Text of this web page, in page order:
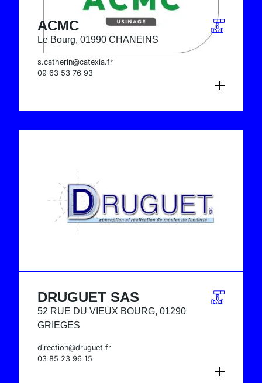
ACMC
Le Bourg, 01990 CHANEINS
s.catherin@catexia.fr
09 63 53 76 93
DRUGUET SAS
52 RUE DU VIEUX BOURG, 01290
GRIEGES
direction@druguet.fr
03 85 23 96 15